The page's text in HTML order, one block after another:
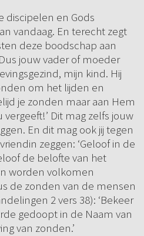
discipelen en Gods
vandaag. En terecht zegt
deze boodschap aan
jouw vader of moeder
mijn kind. Hij
om het lijden en
je zonden maar aan Hem
Dit mag zelfs jouw
En dit mag ook jij tegen
zeggen: ‘Geloof in de
de belofte van het
worden volkomen
de zonden van de mensen
2 vers 38): ‘Bekeer
gedoopt in de Naam van
van zonden.’